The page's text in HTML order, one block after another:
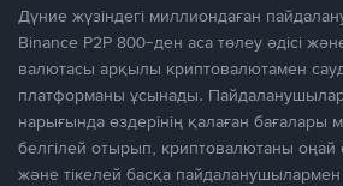
Дүние жүзіндегі миллиондаған
Binance P2P 800-ден аса төлеу әдісі
валютасы арқылы криптовалютамен
платформаны ұсынады.
нарығында өздерінің қалаған бағалары
белгілей отырып, криптовалютаны оңай
және тікелей басқа